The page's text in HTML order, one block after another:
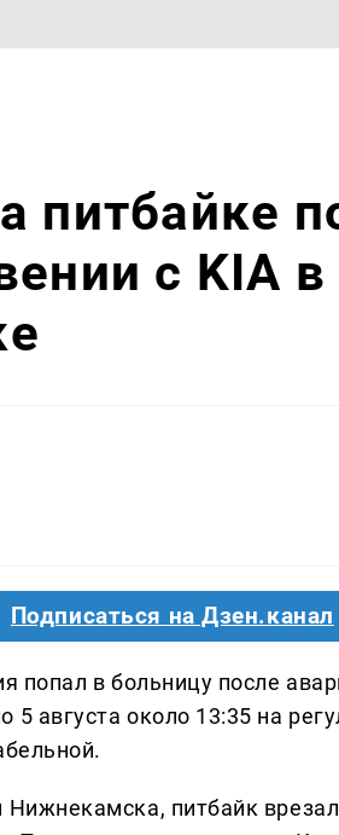
питбайке
с KIA в
Подписаться на Дзен.канал
попал в больницу после
августа около 13:35 на
питбайк